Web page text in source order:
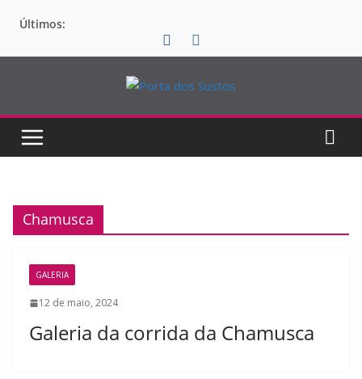
paraÚltimos:
Chamusca
GALERIA
12 de maio, 2024
Galeria da corrida da Chamusca